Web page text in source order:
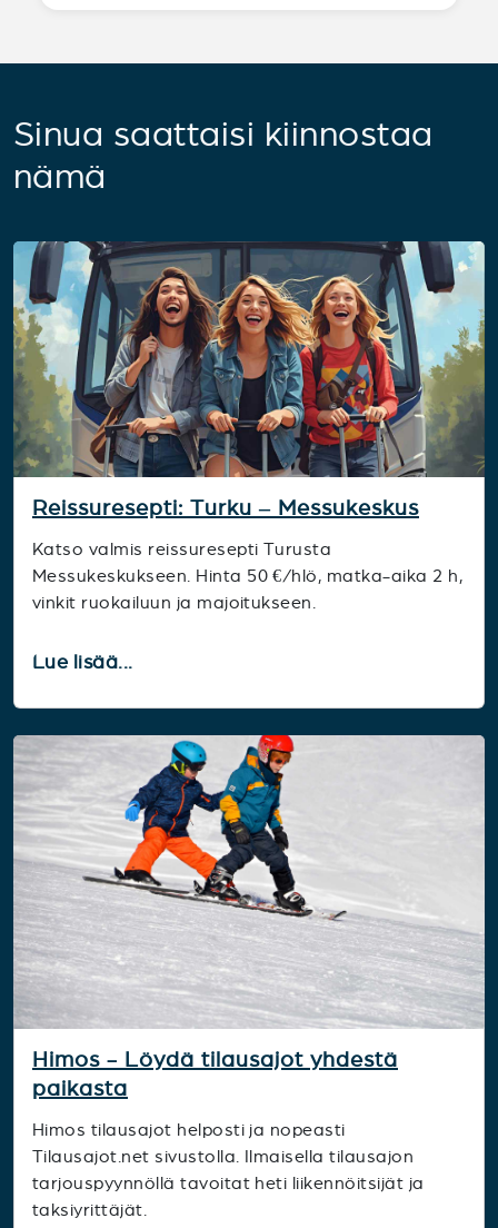
Sinua saattaisi kiinnostaa
nämä
Reissuresepti: Turku – Messukeskus
Katso valmis reissuresepti Turusta
Messukeskukseen. Hinta 50 €/hlö, matka-aika 2 h,
vinkit ruokailuun ja majoitukseen.
Lue lisää...
Himos - Löydä tilausajot yhdestä
paikasta
Himos tilausajot helposti ja nopeasti
Tilausajot.net sivustolla. Ilmaisella tilausajon
tarjouspyynnöllä tavoitat heti liikennöitsijät ja
taksiyrittäjät.